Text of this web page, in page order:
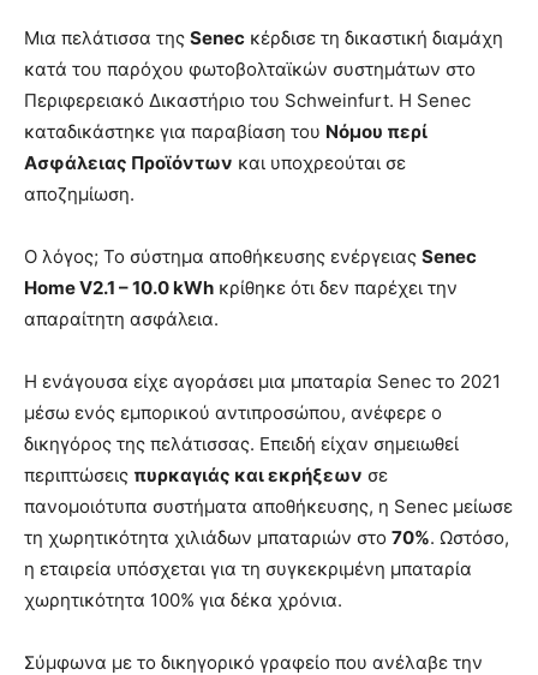
Μια πελάτισσα της Senec κέρδισε τη δικαστική διαμάχη
κατά του παρόχου φωτοβολταϊκών συστημάτων στο
Περιφερειακό Δικαστήριο του Schweinfurt. Η Senec
καταδικάστηκε για παραβίαση του Νόμου περί
Ασφάλειας Προϊόντων και υποχρεούται σε
αποζημίωση.
Ο λόγος; Το σύστημα αποθήκευσης ενέργειας Senec
Home V2.1 – 10.0 kWh κρίθηκε ότι δεν παρέχει την
απαραίτητη ασφάλεια.
Η ενάγουσα είχε αγοράσει μια μπαταρία Senec το 2021
μέσω ενός εμπορικού αντιπροσώπου, ανέφερε ο
δικηγόρος της πελάτισσας. Επειδή είχαν σημειωθεί
περιπτώσεις πυρκαγιάς και εκρήξεων σε
πανομοιότυπα συστήματα αποθήκευσης, η Senec μείωσε
τη χωρητικότητα χιλιάδων μπαταριών στο 70%. Ωστόσο,
η εταιρεία υπόσχεται για τη συγκεκριμένη μπαταρία
χωρητικότητα 100% για δέκα χρόνια.
Σύμφωνα με το δικηγορικό γραφείο που ανέλαβε την